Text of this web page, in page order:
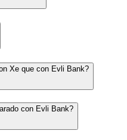
Xe que con Evli Bank?
con Evli Bank?